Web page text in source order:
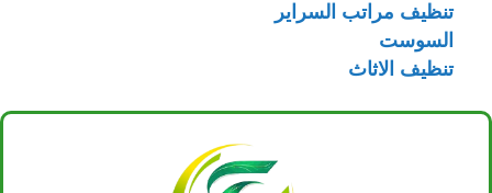
تنظيف مراتب السراير
السوست
تنظيف الاثاث